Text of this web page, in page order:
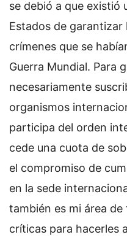
se debió a que existió
Estados de
crímenes que se
Guerra Mundial. Para
necesariamente
organismos
participa del orden
cede una cuota de
el compromiso de
en la sede
también es mi área
críticas para hacerles